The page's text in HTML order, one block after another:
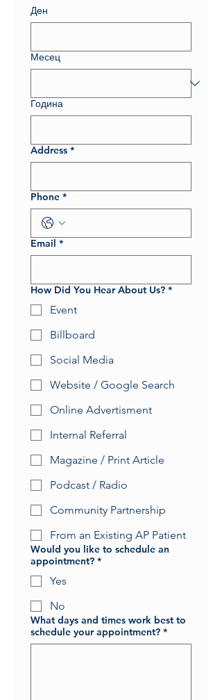
Ден
Месец
Година
Address *
Phone *
Email *
How Did You Hear About Us? *
Event
Billboard
Social Media
Website / Google Search
Online Advertisment
Internal Referral
Magazine / Print Article
Podcast / Radio
Community Partnership
From an Existing AP Patient
Would you like to schedule an
appointment? *
Yes
No
What days and times work best to
schedule your appointment? *